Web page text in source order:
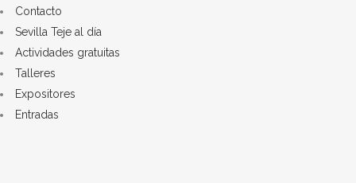
Contacto
Sevilla Teje al día
Actividades gratuitas
Talleres
Expositores
Entradas